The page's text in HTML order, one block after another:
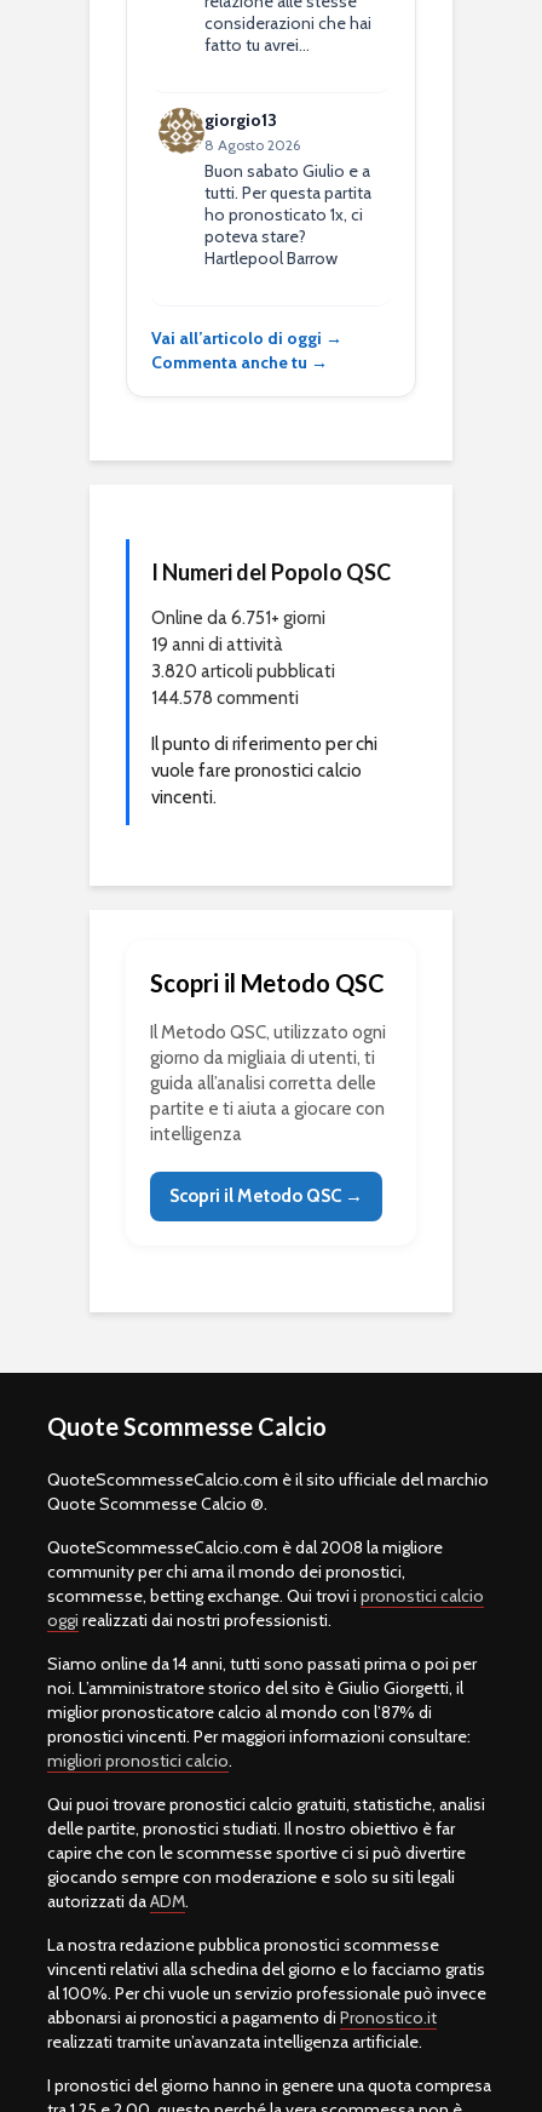
considerazioni che hai
fatto tu avrei…
giorgio13
8 Agosto 2026
Buon sabato Giulio e a
tutti. Per questa partita
ho pronosticato 1x, ci
poteva stare?
Hartlepool Barrow
Vai all’articolo di oggi →
Commenta anche tu →
I Numeri del Popolo QSC
Online da 6.751+ giorni
19 anni di attività
3.820 articoli pubblicati
144.578 commenti
Il punto di riferimento per chi
vuole fare pronostici calcio
vincenti.
Scopri il Metodo QSC
Il Metodo QSC, utilizzato ogni
giorno da migliaia di utenti, ti
guida all’analisi corretta delle
partite e ti aiuta a giocare con
intelligenza
Scopri il Metodo QSC →
Quote Scommesse Calcio
QuoteScommesseCalcio.com è il sito ufficiale del marchio
Quote Scommesse Calcio ®.
QuoteScommesseCalcio.com è dal 2008 la migliore
community per chi ama il mondo dei pronostici,
scommesse, betting exchange. Qui trovi i pronostici calcio
oggi realizzati dai nostri professionisti.
Siamo online da 14 anni, tutti sono passati prima o poi per
noi. L’amministratore storico del sito è Giulio Giorgetti, il
miglior pronosticatore calcio al mondo con l’87% di
pronostici vincenti. Per maggiori informazioni consultare:
migliori pronostici calcio.
Qui puoi trovare pronostici calcio gratuiti, statistiche, analisi
delle partite, pronostici studiati. Il nostro obiettivo è far
capire che con le scommesse sportive ci si può divertire
giocando sempre con moderazione e solo su siti legali
autorizzati daADM.
La nostra redazione pubblica pronostici scommesse
vincenti relativi alla schedina del giorno e lo facciamo gratis
al 100%. Per chi vuole un servizio professionale può invece
abbonarsi ai pronostici a pagamento di Pronostico.it
realizzati tramite un’avanzata intelligenza artificiale.
I pronostici del giorno hanno in genere una quota compresa